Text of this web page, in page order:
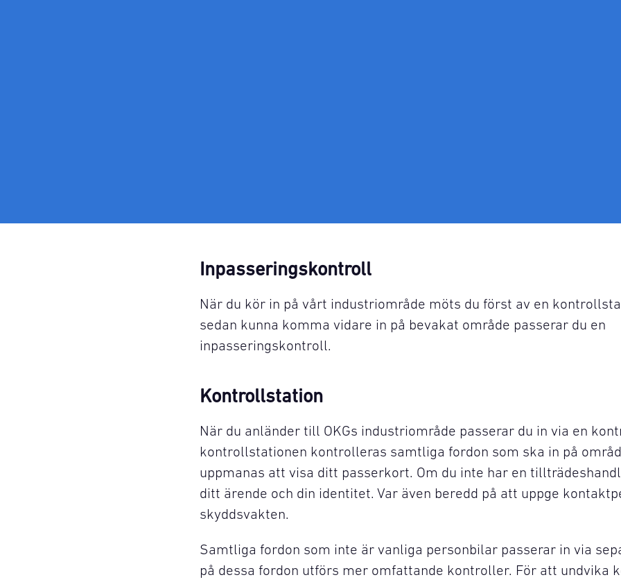
Inpasseringskontroll
När du kör in på vårt industriområde möts du först av en
sedan kunna komma vidare in på bevakat område passerar du en
inpasseringskontroll.
Kontrollstation
När du anländer till OKGs industriområde passerar du in via en
kontrollstationen kontrolleras samtliga fordon som ska in på
uppmanas att visa ditt passerkort. Om du inte har en
ditt ärende och din identitet. Var även beredd på att uppge
skyddsvakten.
Samtliga fordon som inte är vanliga personbilar passerar in via
på dessa fordon utförs mer omfattande kontroller. För att undvika